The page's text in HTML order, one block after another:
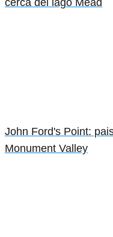
cerca del lago Mead
John Ford's Point:
Monument Valley